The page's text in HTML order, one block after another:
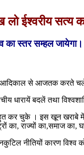
ईश्वरीय सत्य
का स्तर सम्हल
आदिकाल से आजतक करते
बदलें तथा
कर चुके । इस खून खराबे में
का, राज्यों का,समाज का,
नीतियों कारण विश्व